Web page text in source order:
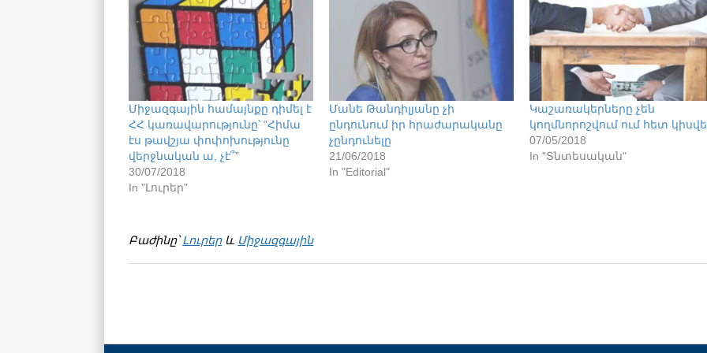
Միջազգային համայնքը դիմել է
ՀՀ կառավարությունը՝ “Հիմա
էս թավշյա փոփոխությունը
վերջնական ա, չէ՞”
30/07/2018
In "Լուրեր"
Մանե Թանդիլյանը չի
ընդունում իր հրաժարականը
չընդունելը
21/06/2018
In "Editorial"
Կաշառակերները չեն
կողմնորոշվում ում հետ
07/05/2018
In "Տնտեսական"
Բաժինը՝Լուրերև Միջազգային